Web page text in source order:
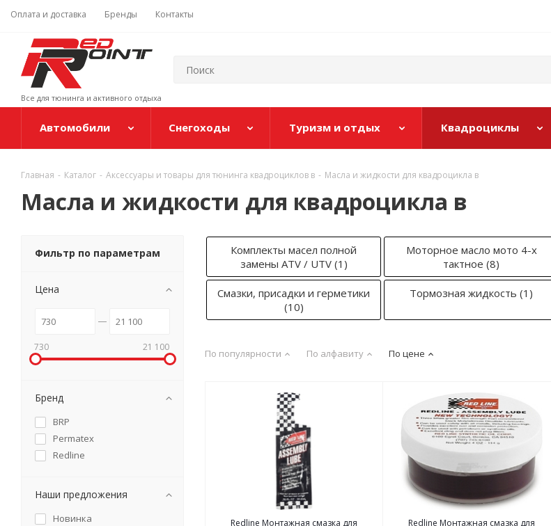
Оплата и доставка Бренды Контакты
Все для тюнинга и активного отдыха
Автомобили Снегоходы Туризм и отдых Квадроциклы
Главная - Каталог - Аксессуары и товары для тюнинга квадроциклов в - Масла и жидкости для квадроцикла в
Масла и жидкости для квадроцикла в
Комплекты масел полной
замены ATV / UTV (1)
Моторное масло мото 4-х
тактное (8)
Смазки, присадки и герметики
(10)
Тормозная жидкость (1)
По популярности По алфавиту По цене
Redline Монтажная смазка для
Redline Монтажная смазка для
Фильтр по параметрам
Цена
730 21 100
Бренд
BRP
Permatex
Redline
Наши предложения
Новинка